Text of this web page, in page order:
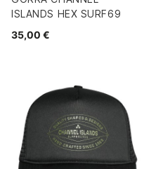
ISLANDS HEX SURF69
35,00 €